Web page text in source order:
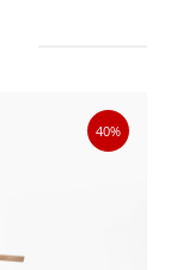
40%